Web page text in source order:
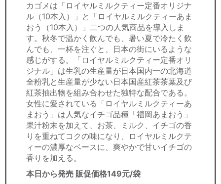
カゴメは「ロイヤルミルクティー定番オリジナ
ル（10本入）」と「ロイヤルミルクティーあま
おう（10本入）」二つの人気商品を導入しま
す。秋冬で温かく飲んでも、暑い夏で冷たく飲
んでも、一杯を注ぐと、日本の街にいるような
感じがする。「ロイヤルミルクティー定番オリ
ジナル」は生乳の生産量が日本国内一の北海道
全粉乳と生産量が少ない日本国産紅茶茶葉及び
紅茶抽出物を組み合わせた独特な配合である。
女性に愛されている「ロイヤルミルクティーあ
まおう」は人気なイチゴ品種「福岡あまおう」
果汁粉末を加えて、お茶、ミルク、イチゴの香
りを重ねてコクの味になり、ロイヤルミルクテ
ィーの濃厚なベースに、爽やかで甘いイチゴの
香りを加える。
本日から発売 販促価格149元/袋